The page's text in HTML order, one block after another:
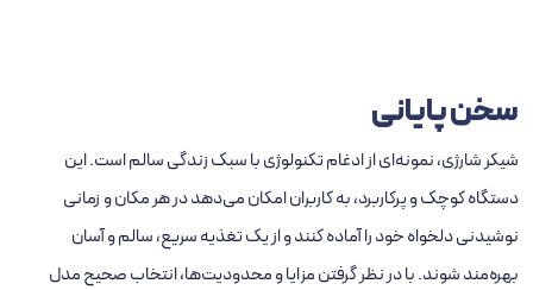
سخن پایانی
شیکر شارژی، نمونه‌ای از ادغام تکنولوژی با سبک زندگی سالم است. این
دستگاه کوچک و پرکاربرد، به کاربران امکان می‌دهد در هر مکان و زمانی
نوشیدنی دلخواه خود را آماده کنند و از یک تغذیه سریع، سالم و آسان
بهره‌مند شوند. با در نظر گرفتن مزایا و محدودیت‌ها، انتخاب صحیح مدل